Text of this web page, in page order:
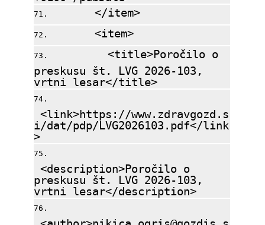
</item>
<item>
<title>Poročilo o
preskusu št. LVG 2026-103,
vrtni lesar</title>
<link>https://www.zdravgozd.s
i/dat/pdp/LVG2026103.pdf</link
>
<description>Poročilo o
preskusu št. LVG 2026-103,
vrtni lesar</description>
<author>nikica.ogris@gozdis.s